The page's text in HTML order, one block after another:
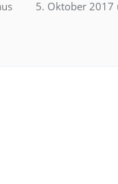
5. Oktober 2017